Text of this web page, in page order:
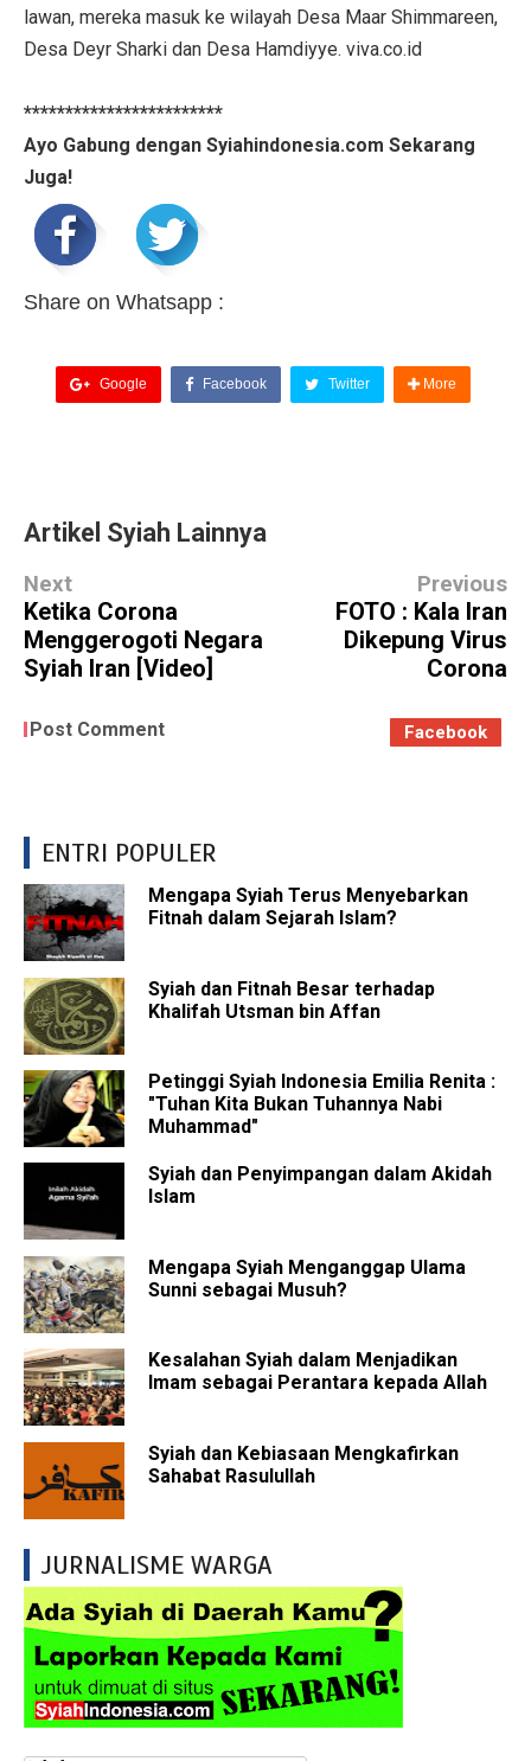
lawan, mereka masuk ke wilayah Desa Maar Shimmareen,
Desa Deyr Sharki dan Desa Hamdiyye. viva.co.id
************************
Ayo Gabung dengan Syiahindonesia.com Sekarang
Juga!
Share on Whatsapp :
Google Facebook Twitter More
Artikel Syiah Lainnya
Next
Ketika Corona
Menggerogoti Negara
Syiah Iran [Video]
Previous
FOTO : Kala Iran
Dikepung Virus
Corona
Post Comment Facebook
ENTRI POPULER
Mengapa Syiah Terus Menyebarkan
Fitnah dalam Sejarah Islam?
Syiah dan Fitnah Besar terhadap
Khalifah Utsman bin Affan
Petinggi Syiah Indonesia Emilia Renita :
"Tuhan Kita Bukan Tuhannya Nabi
Muhammad"
Syiah dan Penyimpangan dalam Akidah
Islam
Mengapa Syiah Menganggap Ulama
Sunni sebagai Musuh?
Kesalahan Syiah dalam Menjadikan
Imam sebagai Perantara kepada Allah
Syiah dan Kebiasaan Mengkafirkan
Sahabat Rasulullah
JURNALISME WARGA